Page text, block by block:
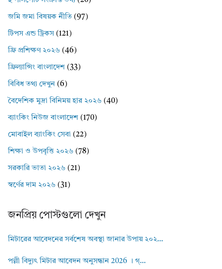
জমি জমা বিষয়ক নীতি (97)
টিপস এন্ড ট্রিকস (121)
ফ্রি প্রশিক্ষণ ২০২৬ (46)
ফ্রিল্যান্সিং বাংলাদেশ (33)
বিবিধ তথ্য দেখুন (6)
বৈদেশিক মুদ্রা বিনিময় হার ২০২৬ (40)
ব্যাংকিং নিউজ বাংলাদেশ (170)
মোবাইল ব্যাংকিং সেবা (22)
শিক্ষা ও উপবৃত্তি ২০২৬ (78)
সরকারি ভাতা ২০২৬ (21)
স্বর্ণের দাম ২০২৬ (31)
জনপ্রিয় পোস্টগুলো দেখুন
মিটারের আবেদনের সর্বশেষ অবস্থা জানার উপায় ২০২...
পল্লী বিদ্যুৎ মিটার আবেদন অনুসন্ধান 2026 । গ্...